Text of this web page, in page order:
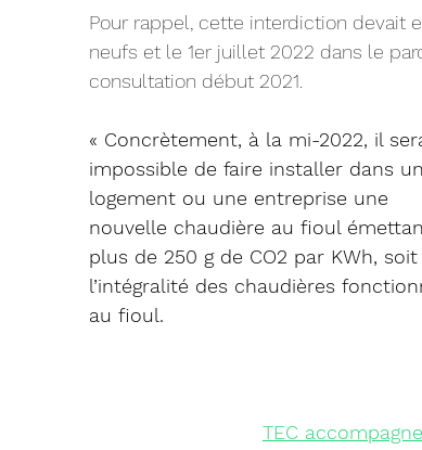
Pour rappel, cette interdiction devait
neufs et le 1er juillet 2022 dans le
consultation début 2021.
« Concrètement, à la mi-2022, il
impossible de faire installer dans un
logement ou une entreprise une
nouvelle chaudière au fioul
plus de 250 g de CO2 par KWh, soit
l’intégralité des chaudières
au fioul.
TEC